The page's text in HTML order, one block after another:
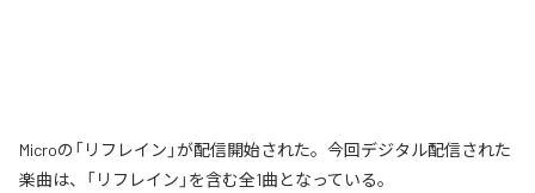
Microの「リフレイン」が配信開始された。今回デジタル配信された
楽曲は、「リフレイン」を含む全1曲となっている。